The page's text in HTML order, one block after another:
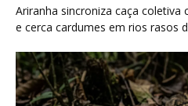
Ariranha sincroniza caça coletiva
e cerca cardumes em rios rasos